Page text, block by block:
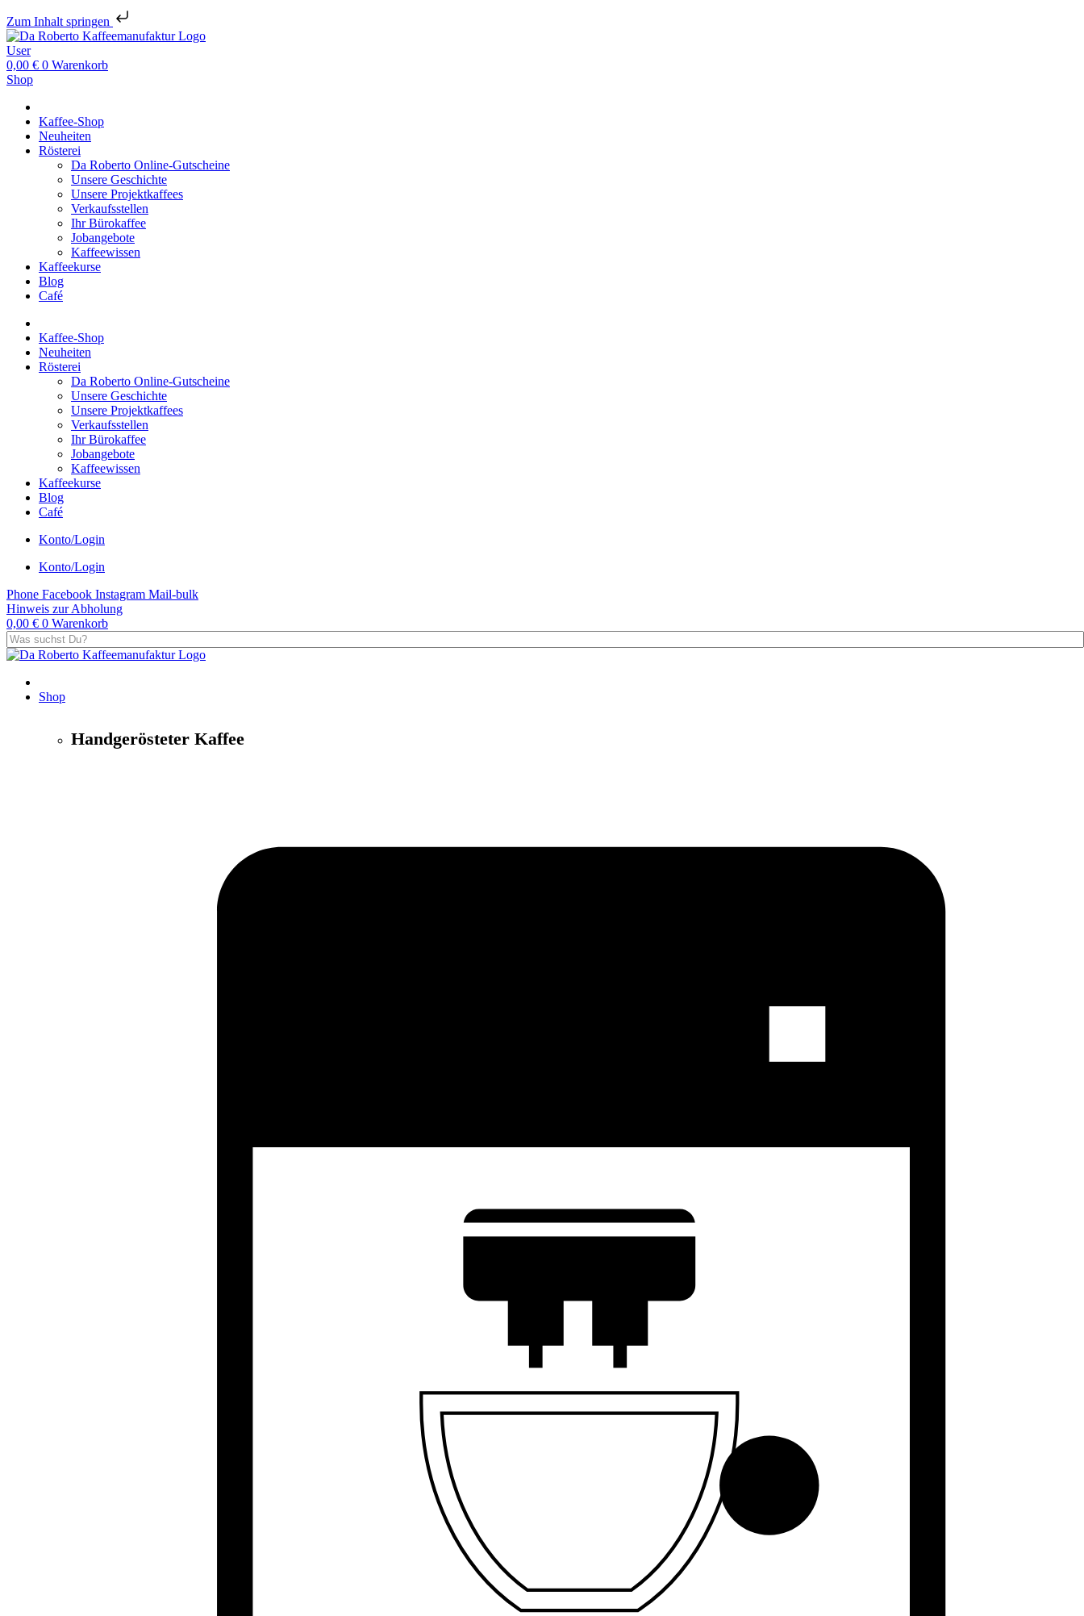
Zum Inhalt springen
User
0,00 € 0 Warenkorb
Shop
Kaffee-Shop
Neuheiten
Rösterei
Da Roberto Online-Gutscheine
Unsere Geschichte
Unsere Projektkaffees
Verkaufsstellen
Ihr Bürokaffee
Jobangebote
Kaffeewissen
Kaffeekurse
Blog
Café
Kaffee-Shop
Neuheiten
Rösterei
Da Roberto Online-Gutscheine
Unsere Geschichte
Unsere Projektkaffees
Verkaufsstellen
Ihr Bürokaffee
Jobangebote
Kaffeewissen
Kaffeekurse
Blog
Café
Konto/Login
Konto/Login
Phone Facebook Instagram Mail-bulk
Hinweis zur Abholung
0,00 € 0 Warenkorb
Shop
Handgerösteter Kaffee